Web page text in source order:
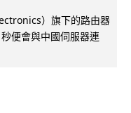
）旗下的路由器
便會與中國伺服器連